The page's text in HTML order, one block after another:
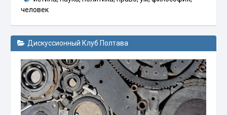
человек
Дискуссионный Клуб Полтава